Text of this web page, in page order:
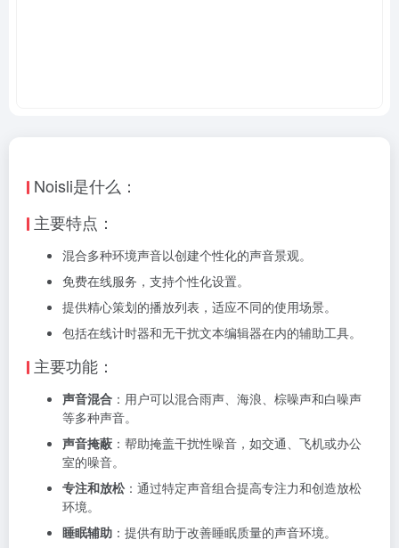
Noisli是什么：
主要特点：
混合多种环境声音以创建个性化的声音景观。
免费在线服务，支持个性化设置。
提供精心策划的播放列表，适应不同的使用场景。
包括在线计时器和无干扰文本编辑器在内的辅助工具。
主要功能：
声音混合 ：用户可以混合雨声、海浪、棕噪声和白噪声
等多种声音。
声音掩蔽 ：帮助掩盖干扰性噪音，如交通、飞机或办公
室的噪音。
专注和放松：通过特定声音组合提高专注力和创造放松
环境。
睡眠辅助 ：提供有助于改善睡眠质量的声音环境。